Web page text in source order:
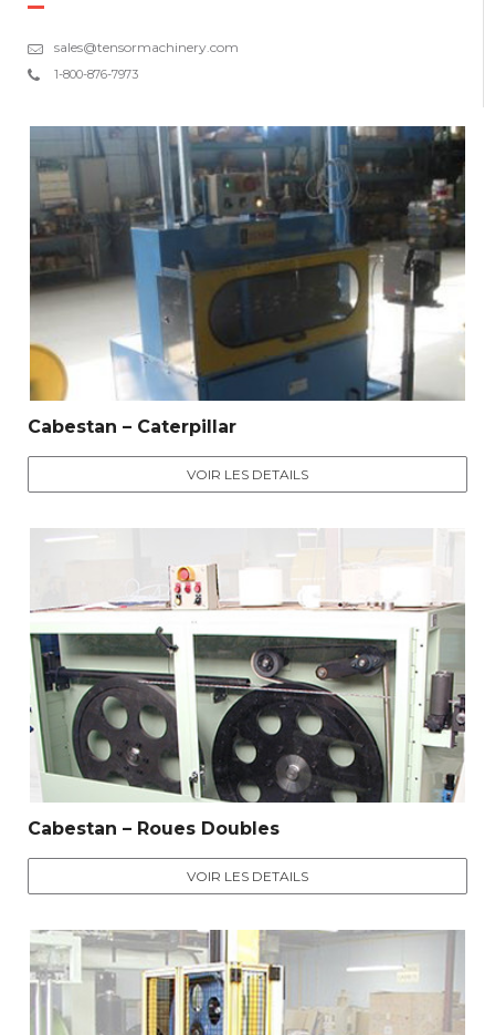
sales@tensormachinery.com
1-800-876-7973
Cabestan – Caterpillar
VOIR LES DETAILS
Cabestan – Roues Doubles
VOIR LES DETAILS